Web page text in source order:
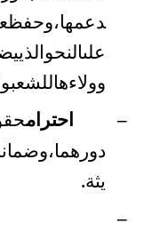
دعمها،وحفظ
علىالنحوالذي
وولاءهاللشعب
– احترام
دورهما،وضمان
يثة.
–